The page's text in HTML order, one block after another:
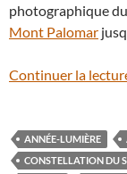
photographique
Mont Palomar
Continuer la
ANNÉE-LUMIÈRE
CONSTELLATION DU